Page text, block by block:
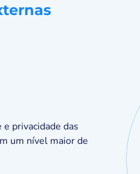
privacidade das
um nível maior de